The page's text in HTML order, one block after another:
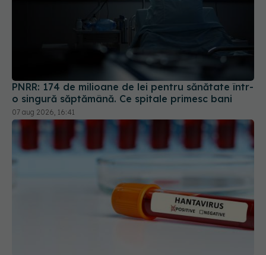
PNRR: 174 de milioane de lei pentru sănătate într-
o singură săptămână. Ce spitale primesc bani
07 aug 2026, 16:41